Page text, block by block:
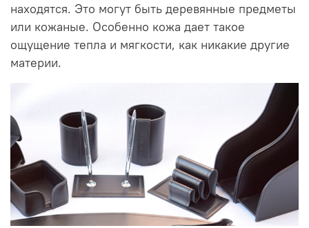
находятся. Это могут быть деревянные предметы
или кожаные. Особенно кожа дает такое
ощущение тепла и мягкости, как никакие другие
материи.